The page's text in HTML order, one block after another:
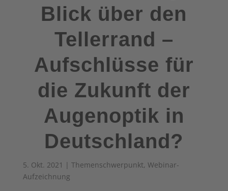
Blick über den
Tellerrand –
Aufschlüsse für
die Zukunft der
Augenoptik in
Deutschland?
5. Okt. 2021 | Themenschwerpunkt, Webinar-
Aufzeichnung